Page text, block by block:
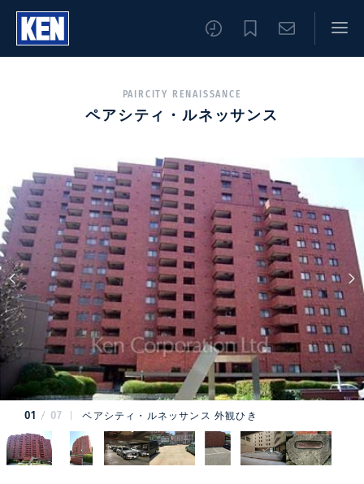
PAIRCITY RENAISSANCE
ペアシティ・ルネッサンス
01 07 ペアシティ・ルネッサンス 外観ひき